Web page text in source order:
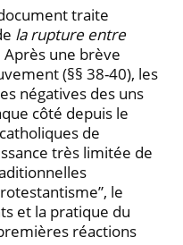
traite
la rupture entre
Après une brève
(§§ 38-40), les
négatives des uns
côté depuis le
de
très limitée de
le
et la pratique du
réactions